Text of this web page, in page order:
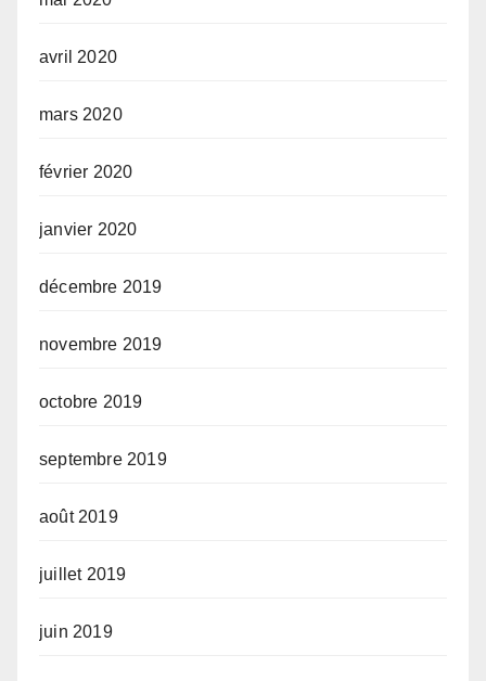
avril 2020
mars 2020
février 2020
janvier 2020
décembre 2019
novembre 2019
octobre 2019
septembre 2019
août 2019
juillet 2019
juin 2019